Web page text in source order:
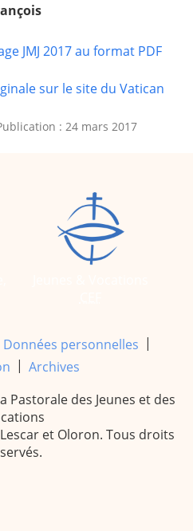
JMJ 2017 au format PDF
sur le site du Vatican
: 24 mars 2017
Données personnelles |
| Archives
Pastorale des Jeunes et des
et Oloron. Tous droits